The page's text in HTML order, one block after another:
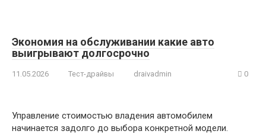
Экономия на обслуживании какие авто
выигрывают долгосрочно
11.05.2026 Тест-драйвы draivadmin 0
Управление стоимостью владения автомобилем
начинается задолго до выбора конкретной модели.